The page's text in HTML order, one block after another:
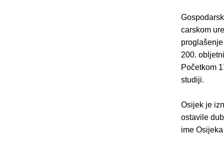
carskom
200.
Početkom
studiji.
Osijek je
ostavile
ime